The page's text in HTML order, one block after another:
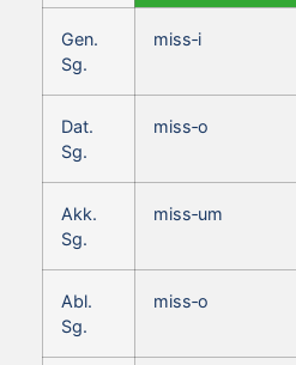
Gen.
Sg.
miss‑i
Dat.
Sg.
miss‑o
Akk.
Sg.
miss‑um
Abl.
Sg.
miss‑o